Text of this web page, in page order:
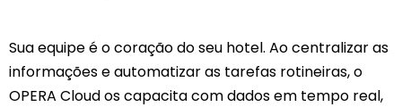
Sua equipe é o coração do seu hotel. Ao centralizar as
informações e automatizar as tarefas rotineiras, o
OPERA Cloud os capacita com dados em tempo real,